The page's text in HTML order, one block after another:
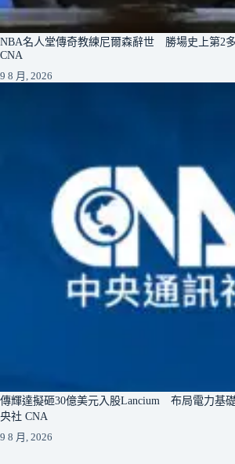
NBA名人堂傳奇教練尼爾森辭世 勝場史上第2
CNA
9 8 月, 2026
傳輝達擬砸30億美元入股Lancium 布局電力基
央社 CNA
9 8 月, 2026